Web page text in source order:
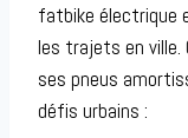
fatbike électrique
les trajets en ville.
ses pneus
défis urbains :